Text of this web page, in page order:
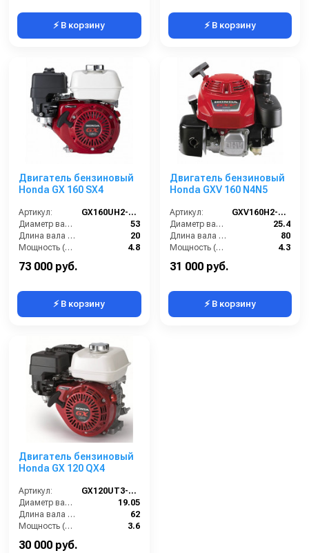
⚡ В корзину ⚡ В корзину
Двигатель бензиновый
Honda GX 160 SX4
Артикул:
GX160UH2-SX4
Диаметр вала (мм):
53
Длина вала (мм):
20
Мощность (л/с):
4.8
Объем двигателя (см3):
73 000 руб.
⚡ В корзину
Двигатель бензиновый
Honda GXV 160 N4N5
Артикул:
GXV160H2-N4N5
Диаметр вала (мм):
25.4
Длина вала (мм):
80
Мощность (л/с):
4.3
Объем двигателя (см3):
31 000 руб.
⚡ В корзину
Двигатель бензиновый
Honda GX 120 QX4
Артикул:
GX120UT3-QX4
Диаметр вала (мм):
19.05
Длина вала (мм):
62
Мощность (л/с):
3.6
Объем двигателя (см3):
30 000 руб.